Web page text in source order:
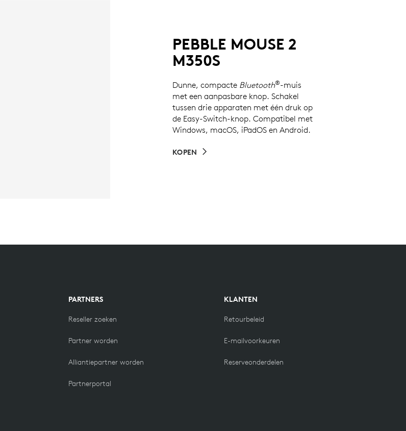
PEBBLE MOUSE 2
M350S
Dunne, compacte Bluetooth®-muis
met een aanpasbare knop. Schakel
tussen drie apparaten met één druk op
de Easy-Switch-knop. Compatibel met
Windows, macOS, iPadOS en Android.
KOPEN
PARTNERS
Reseller zoeken
Partner worden
Alliantiepartner worden
Partnerportal
KLANTEN
Retourbeleid
E-mailvoorkeuren
Reserveonderdelen